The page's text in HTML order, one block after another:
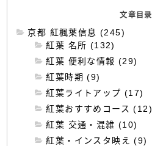
文章目录
京都 紅楓葉信息 (245)
紅葉 名所 (132)
紅葉 便利な情報 (29)
紅葉時期 (9)
紅葉ライトアップ (17)
紅葉おすすめコース (12)
紅葉 交通・混雑 (10)
紅葉・インスタ映え (9)